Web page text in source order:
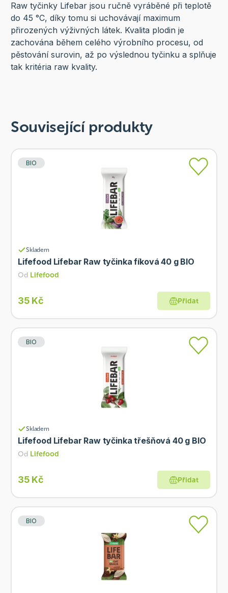
Raw tyčinky Lifebar jsou ručně vyráběné při teplotě
do 45 °C, díky tomu si uchovávají maximum
přirozených výživných látek. Kvalita plodin je
zachována během celého výrobního procesu, od
pěstování surovin, až po výslednou tyčinku a splňuje
tak kritéria raw kvality.
Související produkty
BIO
Skladem
Lifefood Lifebar Raw tyčinka fíková 40 g BIO
Od Lifefood
35 Kč Přidat
BIO
Skladem
Lifefood Lifebar Raw tyčinka třešňová 40 g BIO
Od Lifefood
35 Kč Přidat
BIO